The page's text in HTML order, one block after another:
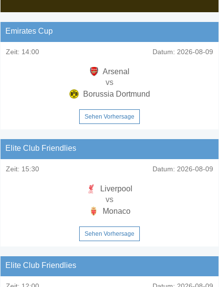
Emirates Cup
Zeit: 14:00 Datum: 2026-08-09
Arsenal
vs
Borussia Dortmund
Sehen Vorhersage
Elite Club Friendlies
Zeit: 15:30 Datum: 2026-08-09
Liverpool
vs
Monaco
Sehen Vorhersage
Elite Club Friendlies